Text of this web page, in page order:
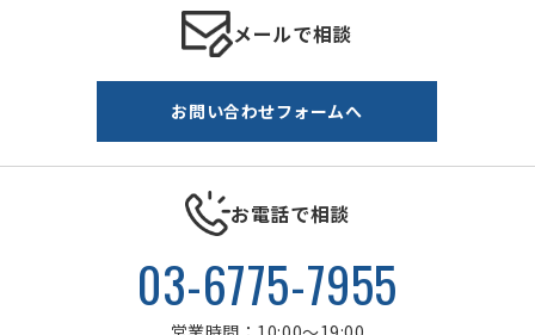
メールで相談
お問い合わせフォームへ
お電話で相談
03-6775-7955